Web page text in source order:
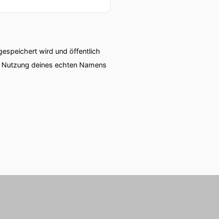
wenn man
also über CO²-
wird und öffentlich
deines echten Namens